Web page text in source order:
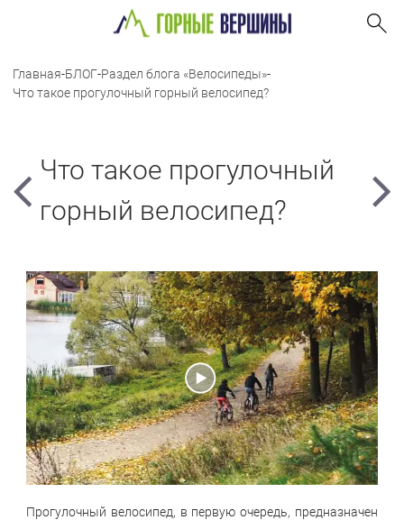
Главная-БЛОГ-Раздел блога «Велосипеды»-
Что такое прогулочный горный велосипед?
Что такое прогулочный
горный велосипед?
Прогулочный велосипед, в первую очередь, предназначен